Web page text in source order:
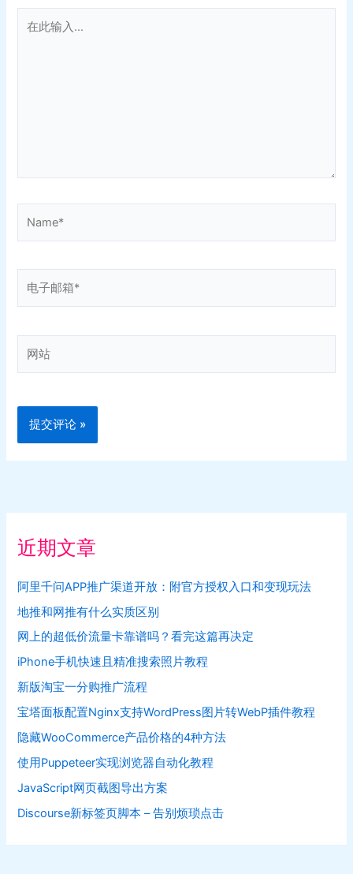
箱
站
近期文章
阿里千问APP推广渠道开放：附官方授权入口和变现玩法
地推和网推有什么实质区别
网上的超低价流量卡靠谱吗？看完这篇再决定
iPhone手机快速且精准搜索照片教程
新版淘宝一分购推广流程
宝塔面板配置Nginx支持WordPress图片转WebP插件教程
隐藏WooCommerce产品价格的4种方法
使用Puppeteer实现浏览器自动化教程
JavaScript网页截图导出方案
Discourse新标签页脚本 – 告别烦琐点击